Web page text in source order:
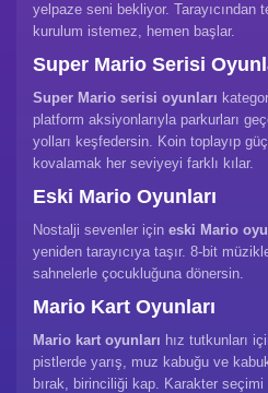
yelpaze seni bekliyor. Tarayıcından
kurulum istemez, hemen başlar.
Super Mario Serisi
Super Mario serisi oyunları
platform aksiyonlarıyla parkurları
yolları keşfedersin. Koin toplayıp
kovalamak her seviyeyi farklı kılar.
Eski Mario Oyunları
Nostalji sevenler için eski Mario
yeniden tarayıcıya taşır. 8-bit
sahnelerle çocukluğuna dönersin.
Mario Kart Oyunları
Mario kart oyunları hız tutkunları
pistlerde yarış, muz kabuğu ve
bırak, birinciliği kap. Karakter